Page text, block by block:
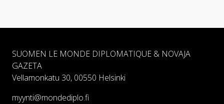
SUOMEN LE MONDE DIPLOMATIQUE & NOVAJA
GAZETA
Vellamonkatu 30, 00550 Helsinki
myynti@mondediplo.fi